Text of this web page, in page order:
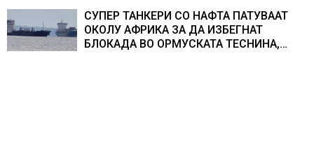
резултати
СУПЕР ТАНКЕРИ СО НАФТА ПАТУВААТ
ОКОЛУ АФРИКА ЗА ДА ИЗБЕГНАТ
БЛОКАДА ВО ОРМУСКАТА ТЕСНИНА,